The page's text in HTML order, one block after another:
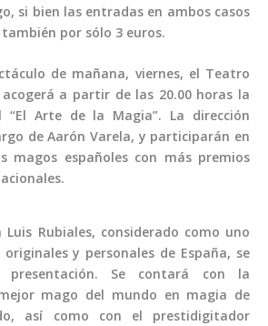
si bien las entradas en ambos casos
por sólo 3 euros.
de mañana, viernes, el Teatro
acogerá a partir de las 20.00 horas la
“El Arte de la Magia”. La dirección
de Aarón Varela, y participarán en
magos españoles con más premios
Luis Rubiales, considerado como uno
y personales de España, se
Se contará con la
mago del mundo en magia de
así como con el prestidigitador